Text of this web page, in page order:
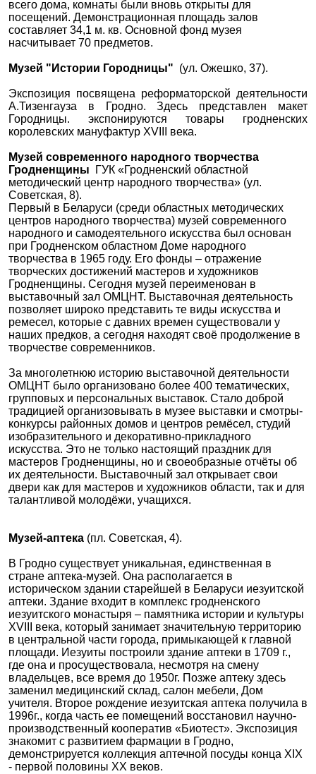
всего дома, комнаты были вновь открыты для
посещений. Демонстрационная площадь залов
составляет 34,1 м. кв. Основной фонд музея
насчитывает 70 предметов.
Музей "Истории Городницы" (ул. Ожешко, 37).
Экспозиция посвящена реформаторской деятельности
А.Тизенгауза в Гродно. Здесь представлен макет
Городницы. экспонируются товары гродненских
королевских мануфактур XVIII века.
Музей современного народного творчества
Гродненщины ГУК «Гродненский областной
методический центр народного творчества» (ул.
Советская, 8).
Первый в Беларуси (среди областных методических
центров народного творчества) музей современного
народного и самодеятельного искусства был основан
при Гродненском областном Доме народного
творчества в 1965 году. Его фонды – отражение
творческих достижений мастеров и художников
Гродненщины. Сегодня музей переименован в
выставочный зал ОМЦНТ. Выставочная деятельность
позволяет широко представить те виды искусства и
ремесел, которые с давних времен существовали у
наших предков, а сегодня находят своё продолжение в
творчестве современников.
За многолетнюю историю выставочной деятельности
ОМЦНТ было организовано более 400 тематических,
групповых и персональных выставок. Стало доброй
традицией организовывать в музее выставки и смотры-
конкурсы районных домов и центров ремёсел, студий
изобразительного и декоративно-прикладного
искусства. Это не только настоящий праздник для
мастеров Гродненщины, но и своеобразные отчёты об
их деятельности. Выставочный зал открывает свои
двери как для мастеров и художников области, так и для
талантливой молодёжи, учащихся.
Музей-аптека (пл. Советская, 4).
В Гродно существует уникальная, единственная в
стране аптека-музей. Она располагается в
историческом здании старейшей в Беларуси иезуитской
аптеки. Здание входит в комплекс гродненского
иезуитского монастыря – памятника истории и культуры
XVIII века, который занимает значительную территорию
в центральной части города, примыкающей к главной
площади. Иезуиты построили здание аптеки в 1709 г.,
где она и просуществовала, несмотря на смену
владельцев, все время до 1950г. Позже аптеку здесь
заменил медицинский склад, салон мебели, Дом
учителя. Второе рождение иезуитская аптека получила в
1996г., когда часть ее помещений восстановил научно-
производственный кооператив «Биотест». Экспозиция
знакомит с развитием фармации в Гродно,
демонстрируется коллекция аптечной посуды конца XIX
- первой половины XX веков.